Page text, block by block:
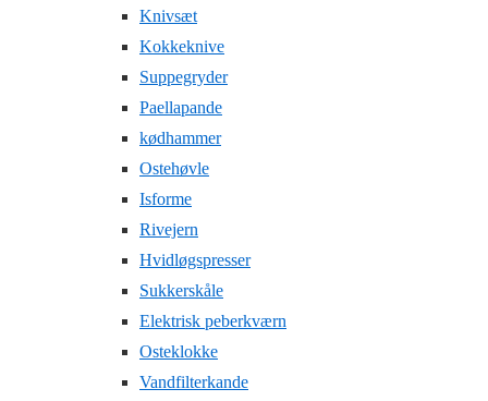
Knivsæt
Kokkeknive
Suppegryder
Paellapande
kødhammer
Ostehøvle
Isforme
Rivejern
Hvidløgspresser
Sukkerskåle
Elektrisk peberkværn
Osteklokke
Vandfilterkande